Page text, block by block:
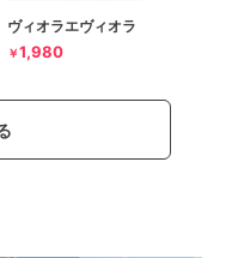
ヴィオラエヴィオラ
￥1,980